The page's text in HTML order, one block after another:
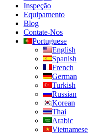
Inspeção
Equipamento
Blog
Contate-Nos
Portuguese
English
Spanish
French
German
Turkish
Russian
Korean
Thai
Arabic
Vietnamese